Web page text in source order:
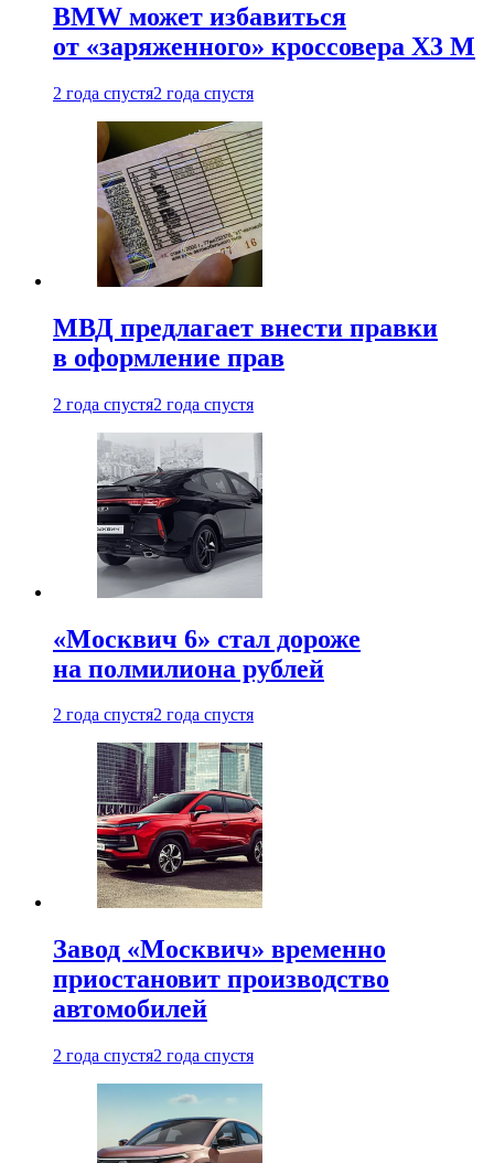
BMW может избавиться
от «заряженного» кроссовера X3 M
2 года спустя2 года спустя
МВД предлагает внести правки
в оформление прав
2 года спустя2 года спустя
«Москвич 6» стал дороже
на полмилиона рублей
2 года спустя2 года спустя
Завод «Москвич» временно
приостановит производство
автомобилей
2 года спустя2 года спустя